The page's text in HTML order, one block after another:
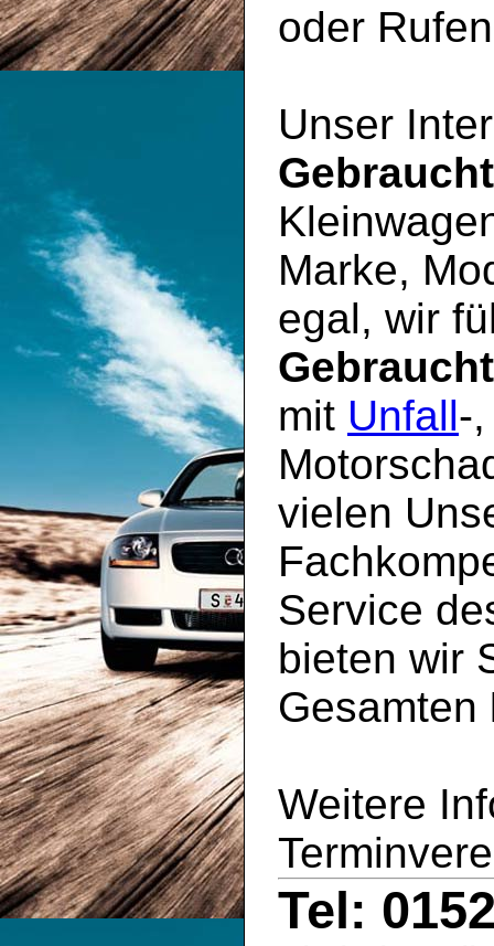
oder
Unser
Marke,
egal, wir
mit Unfall-
vielen
Service
bieten wir
Gesamten
Weitere
Tel: